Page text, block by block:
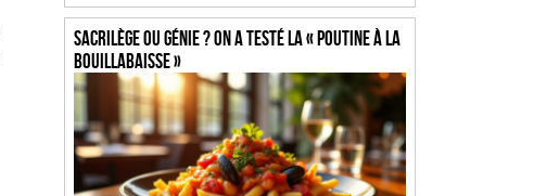
SACRILÈGE OU GÉNIE ? On a testé la « Poutine à la
Bouillabaisse »